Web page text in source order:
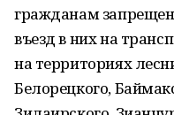
гражданам
въезд в них на
на территориях
Белорецкого,